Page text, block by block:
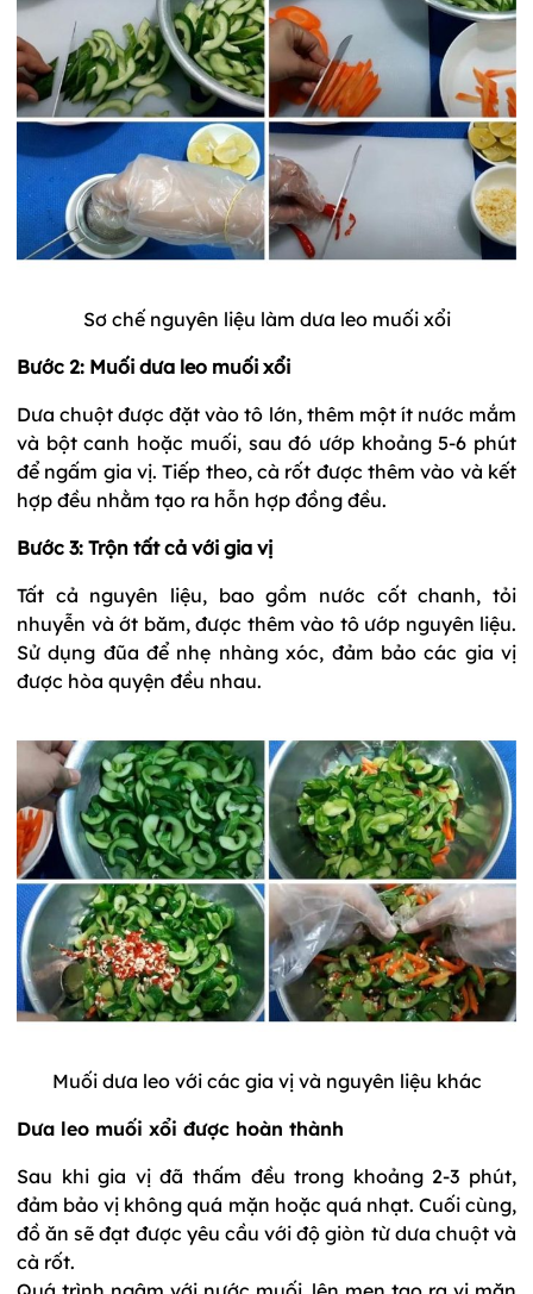
Sơ chế nguyên liệu làm dưa leo muối xổi
Bước 2: Muối dưa leo muối xổi
Dưa chuột được đặt vào tô lớn, thêm một ít nước mắm
và bột canh hoặc muối, sau đó ướp khoảng 5-6 phút
để ngấm gia vị. Tiếp theo, cà rốt được thêm vào và kết
hợp đều nhằm tạo ra hỗn hợp đồng đều.
Bước 3: Trộn tất cả với gia vị
Tất cả nguyên liệu, bao gồm nước cốt chanh, tỏi
nhuyễn và ớt băm, được thêm vào tô ướp nguyên liệu.
Sử dụng đũa để nhẹ nhàng xóc, đảm bảo các gia vị
được hòa quyện đều nhau.
Muối dưa leo với các gia vị và nguyên liệu khác
Dưa leo muối xổi được hoàn thành
Sau khi gia vị đã thấm đều trong khoảng 2-3 phút,
đảm bảo vị không quá mặn hoặc quá nhạt. Cuối cùng,
đồ ăn sẽ đạt được yêu cầu với độ giòn từ dưa chuột và
cà rốt.